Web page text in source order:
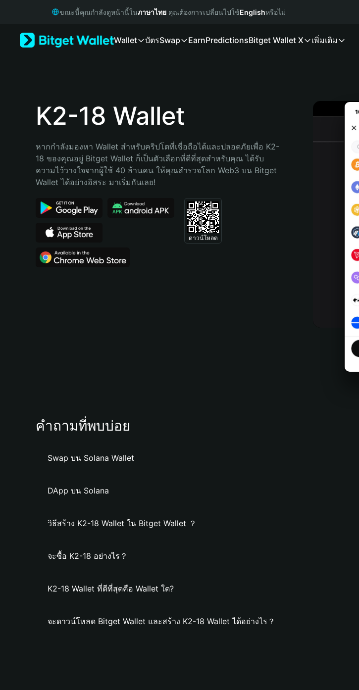
Русский
Bahasa Indonesia
Português (Brasil)
ขณะนี้คุณกำลังดูหน้านี้ในภาษาไทย คุณต้องการเปลี่ยนไปใช้Englishหรือไม่
Wallet บัตรSwap EarnPredictionsBitget Wallet X เพิ่มเติม
K2-18 Wallet
หากกำลังมองหา Wallet สำหรับคริปโตที่เชื่อถือได้และปลอดภัยเพื่อ K2-
18 ของคุณอยู่ Bitget Wallet ก็เป็นตัวเลือกที่ดีที่สุดสำหรับคุณ ได้รับ
ความไว้วางใจจากผู้ใช้ 40 ล้านคน ให้คุณสำรวจโลก Web3 บน Bitget
Wallet ได้อย่างอิสระ มาเริ่มกันเลย!
ดาวน์โหลด
คำถามที่พบบ่อย
Swap บน Solana Wallet
DApp บน Solana
วิธีสร้าง K2-18 Wallet ใน Bitget Wallet ？
จะซื้อ K2-18 อย่างไร？
K2-18 Wallet ที่ดีที่สุดคือ Wallet ใด?
จะดาวน์โหลด Bitget Wallet และสร้าง K2-18 Wallet ได้อย่างไร？